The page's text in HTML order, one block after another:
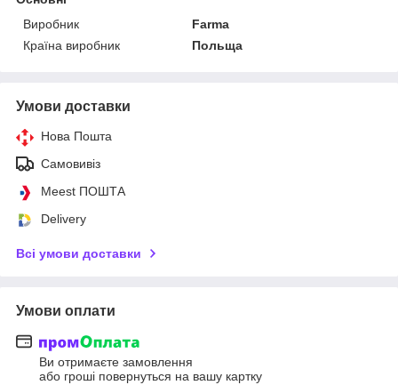
Виробник
Farma
Країна виробник
Польща
Умови доставки
Нова Пошта
Самовивіз
Meest ПОШТА
Delivery
Всі умови доставки
Умови оплати
Ви отримаєте замовлення
або гроші повернуться на вашу картку